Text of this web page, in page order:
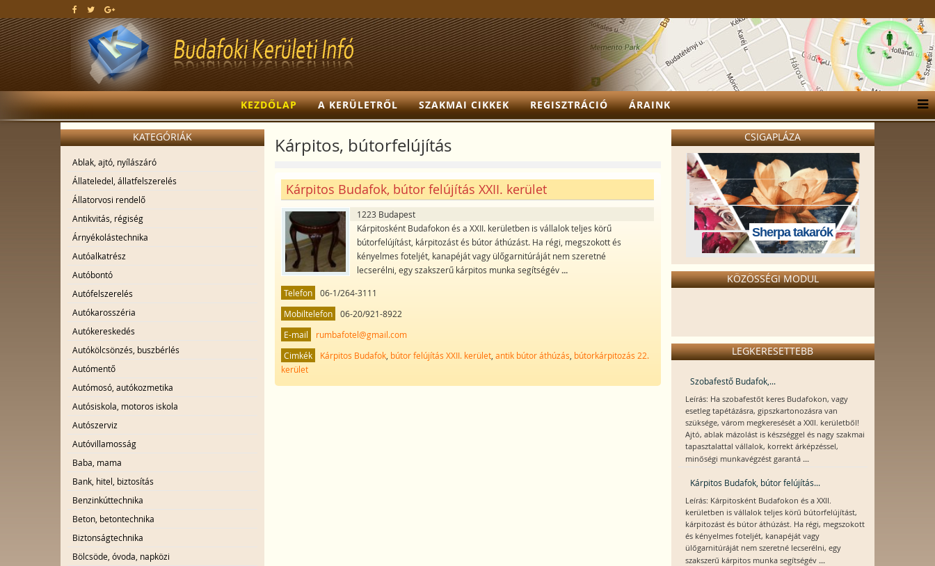
KEZDŐLAP A KERÜLETRŐL SZAKMAI CIKKEK REGISZTRÁCIÓ ÁRAINK
KATEGÓRIÁK
Ablak, ajtó, nyílászáró
Állateledel, állatfelszerelés
Állatorvosi rendelő
Antikvitás, régiség
Árnyékolástechnika
Autóalkatrész
Autóbontó
Autófelszerelés
Autókarosszéria
Autókereskedés
Autókölcsönzés, buszbérlés
Autómentő
Autómosó, autókozmetika
Autósiskola, motoros iskola
Autószerviz
Autóvillamosság
Baba, mama
Bank, hitel, biztosítás
Benzinkúttechnika
Beton, betontechnika
Biztonságtechnika
Bölcsöde, óvoda, napközi
Kárpitos, bútorfelújítás
Kárpitos Budafok, bútor felújítás XXII. kerület
1223 Budapest
Kárpitosként Budafokon és a XXII. kerületben is vállalok teljes körű
bútorfelújítást, kárpitozást és bútor áthúzást. Ha régi, megszokott és
kényelmes foteljét, kanapéját vagy ülőgarnitúráját nem szeretné
lecserélni, egy szakszerű kárpitos munka segítségév...
Telefon
06-1/264-3111
Mobiltelefon
06-20/921-8922
E-mail
rumbafotel@gmail.com
Cimkék
Kárpitos Budafok bútor felújítás XXII. kerület ,antik bútor áthúzás bútorkárpitozás 22.
kerület
CSIGAPLÁZA
Sherpa takarók
KÖZÖSSÉGI MODUL
LEGKERESETTEBB
Szobafestő Budafok,...
Leírás: Ha szobafestőt keres Budafokon, vagy
esetleg tapétázásra, gipszkartonozásra van
szüksége, várom megkeresését a XXII. kerületből!
Ajtó, ablak mázolást is készséggel és nagy szakmai
tapasztalattal vállalok, korrekt árképzéssel,
minőségi munkavégzést garantá ...
Kárpitos Budafok, bútor felújítás...
Leírás: Kárpitosként Budafokon és a XXII.
kerületben is vállalok teljes körű bútorfelújítást,
kárpitozást és bútor áthúzást. Ha régi, megszokott
és kényelmes foteljét, kanapéját vagy
ülőgarnitúráját nem szeretné lecserélni, egy
szakszerű kárpitos munka segítségév ...